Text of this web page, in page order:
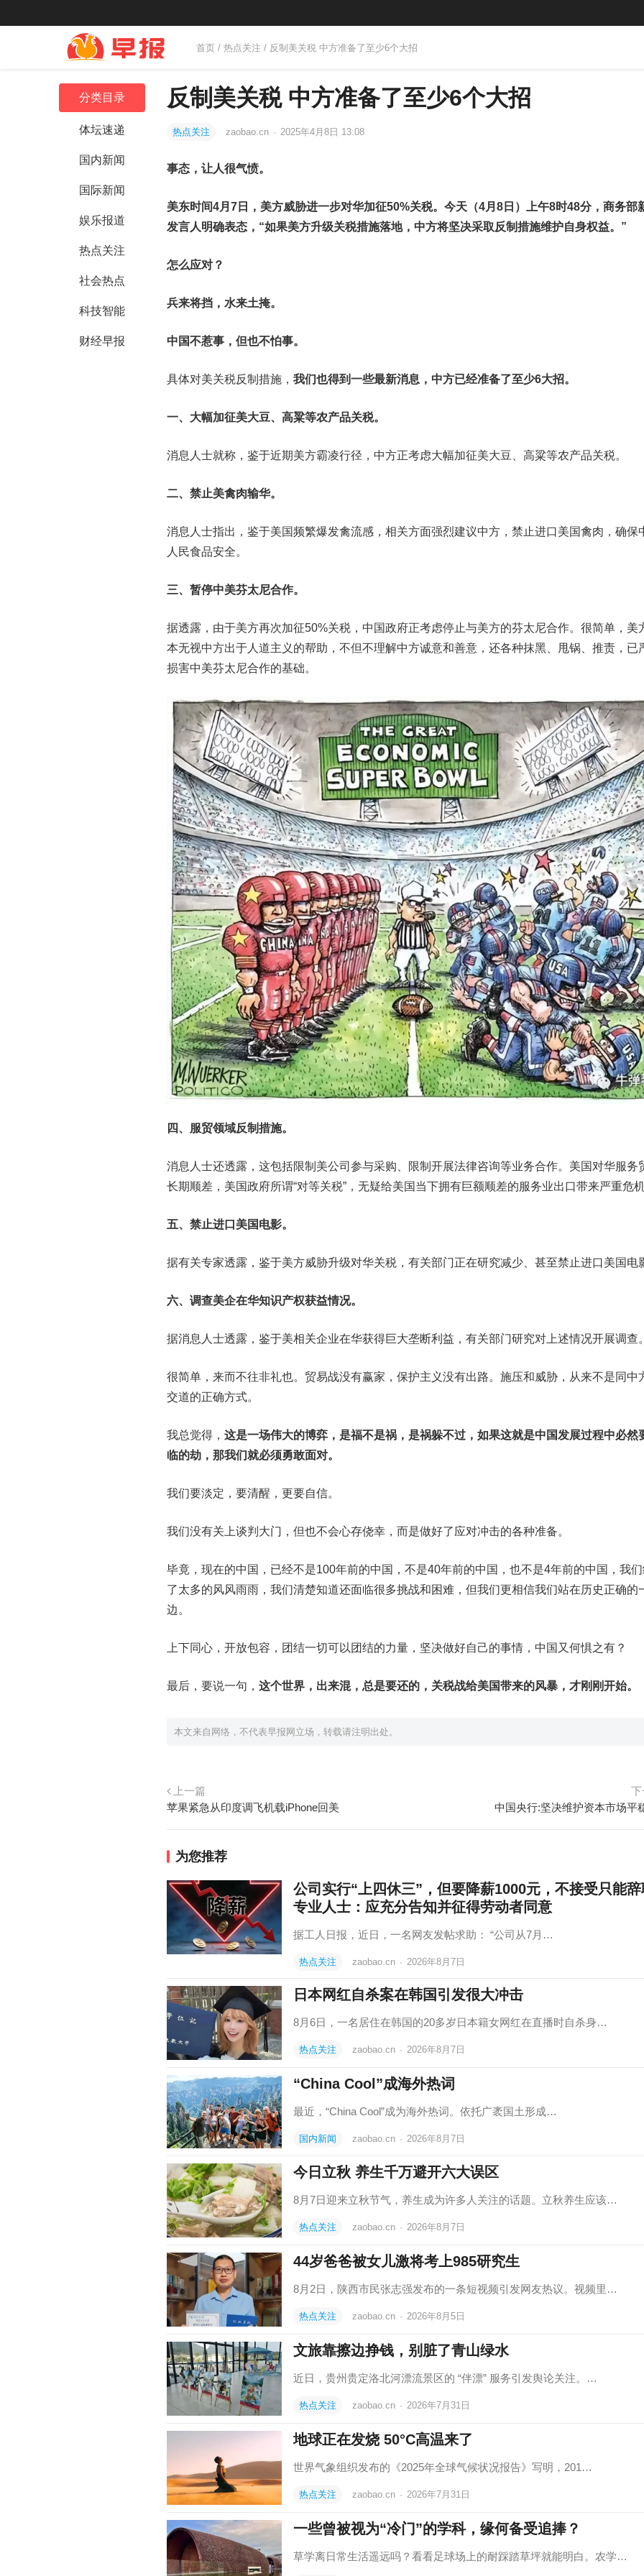
首页 / 热点关注 / 反制美关税 中方准备了至少6个大招
分类目录
体坛速递
国内新闻
国际新闻
娱乐报道
热点关注
社会热点
科技智能
财经早报
反制美关税 中方准备了至少6个大招
热点关注 zaobao.cn · 2025年4月8日 13:08
事态，让人很气愤。
美东时间4月7日，美方威胁进一步对华加征50%关税。今天（4月8日）上午8时48分，商务部
发言人明确表态，“如果美方升级关税措施落地，中方将坚决采取反制措施维护自身权益。”
怎么应对？
兵来将挡，水来土掩。
中国不惹事，但也不怕事。
具体对美关税反制措施， 我们也得到一些最新消息，中方已经准备了至少6大招。
一、大幅加征美大豆、高粱等农产品关税。
消息人士就称，鉴于近期美方霸凌行径，中方正考虑大幅加征美大豆、高粱等农产品关税。
二、禁止美禽肉输华。
消息人士指出，鉴于美国频繁爆发禽流感，相关方面强烈建议中方，禁止进口美国禽肉，确保
人民食品安全。
三、暂停中美芬太尼合作。
据透露，由于美方再次加征50%关税，中国政府正考虑停止与美方的芬太尼合作。很简单，美
本无视中方出于人道主义的帮助，不但不理解中方诚意和善意，还各种抹黑、甩锅、推责，已
损害中美芬太尼合作的基础。
四、服贸领域反制措施。
消息人士还透露，这包括限制美公司参与采购、限制开展法律咨询等业务合作。美国对华服务
长期顺差，美国政府所谓“对等关税”，无疑给美国当下拥有巨额顺差的服务业出口带来严重危机
五、禁止进口美国电影。
据有关专家透露，鉴于美方威胁升级对华关税，有关部门正在研究减少、甚至禁止进口美国电
六、调查美企在华知识产权获益情况。
据消息人士透露，鉴于美相关企业在华获得巨大垄断利益，有关部门研究对上述情况开展调查。
很简单，来而不往非礼也。贸易战没有赢家，保护主义没有出路。施压和威胁，从来不是同中
交道的正确方式。
我总觉得， 这是一场伟大的博弈，是福不是祸，是祸躲不过，如果这就是中国发展过程中必然
临的劫，那我们就必须勇敢面对。
我们要淡定，要清醒，更要自信。
我们没有关上谈判大门，但也不会心存侥幸，而是做好了应对冲击的各种准备。
毕竟，现在的中国，已经不是100年前的中国，不是40年前的中国，也不是4年前的中国，我
了太多的风风雨雨，我们清楚知道还面临很多挑战和困难，但我们更相信我们站在历史正确的
边。
上下同心，开放包容，团结一切可以团结的力量，坚决做好自己的事情，中国又何惧之有？
最后，要说一句， 这个世界，出来混，总是要还的，关税战给美国带来的风暴，才刚刚开始。
本文来自网络，不代表早报网立场，转载请注明出处。
上一篇
苹果紧急从印度调飞机载iPhone回美
下
中国央行:坚决维护资本市场平
为您推荐
公司实行“上四休三”，但要降薪1000元，不接受只能辞
专业人士：应充分告知并征得劳动者同意
据工人日报，近日，一名网友发帖求助： “公司从7月…
热点关注 zaobao.cn · 2026年8月7日
日本网红自杀案在韩国引发很大冲击
8月6日，一名居住在韩国的20多岁日本籍女网红在直播时自杀身…
热点关注 zaobao.cn · 2026年8月7日
“China Cool”成海外热词
最近，“China Cool”成为海外热词。依托广袤国土形成…
国内新闻 zaobao.cn · 2026年8月7日
今日立秋 养生千万避开六大误区
8月7日迎来立秋节气，养生成为许多人关注的话题。立秋养生应该…
热点关注 zaobao.cn · 2026年8月7日
44岁爸爸被女儿激将考上985研究生
8月2日，陕西市民张志强发布的一条短视频引发网友热议。视频里…
热点关注 zaobao.cn · 2026年8月5日
文旅靠擦边挣钱，别脏了青山绿水
近日，贵州贵定洛北河漂流景区的 “伴漂” 服务引发舆论关注。…
热点关注 zaobao.cn · 2026年7月31日
地球正在发烧 50°C高温来了
世界气象组织发布的《2025年全球气候状况报告》写明，201…
热点关注 zaobao.cn · 2026年7月31日
一些曾被视为“冷门”的学科，缘何备受追捧？
草学离日常生活遥远吗？看看足球场上的耐踩踏草坪就能明白。农学…